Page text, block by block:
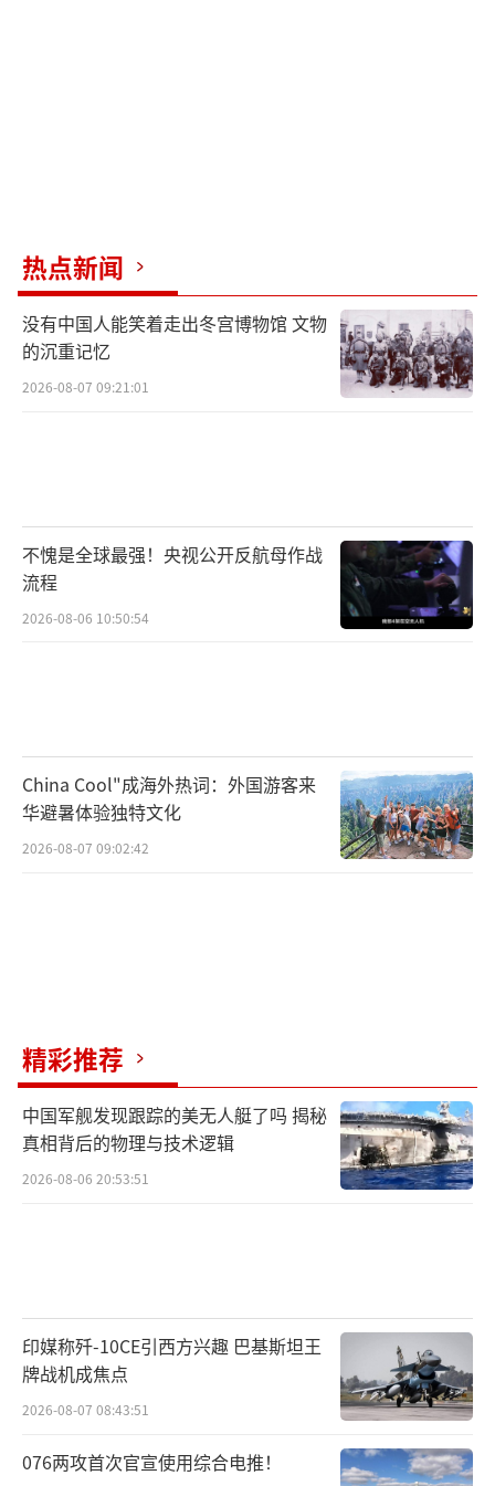
热点新闻
没有中国人能笑着走出冬宫博物馆 文物
的沉重记忆
2026-08-07 09:21:01
不愧是全球最强！央视公开反航母作战
流程
2026-08-06 10:50:54
China Cool"成海外热词：外国游客来
华避暑体验独特文化
2026-08-07 09:02:42
精彩推荐
中国军舰发现跟踪的美无人艇了吗 揭秘
真相背后的物理与技术逻辑
2026-08-06 20:53:51
印媒称歼-10CE引西方兴趣 巴基斯坦王
牌战机成焦点
2026-08-07 08:43:51
076两攻首次官宣使用综合电推！